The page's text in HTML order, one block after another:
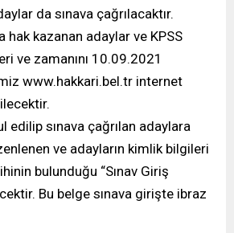
da sınava çağrılacaktır.
hak kazanan adaylar ve KPSS
ve zamanını 10.09.2021
www.hakkari.bel.tr internet
edilip sınava çağrılan adaylara
ve adayların kimlik bilgileri
bulunduğu “Sınav Giriş
Bu belge sınava girişte ibraz